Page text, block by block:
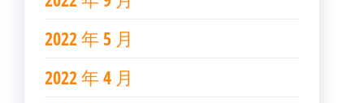
2022 年 5 月
2022 年 4 月